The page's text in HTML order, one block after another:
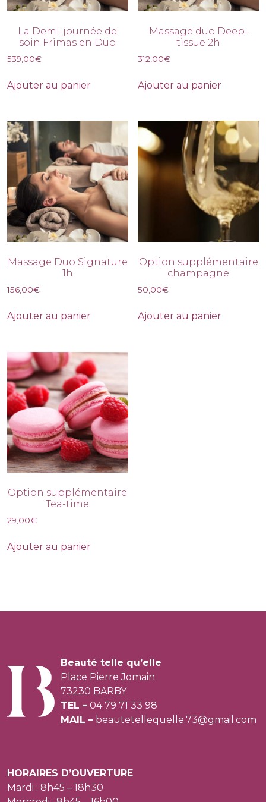
La Demi-journée de
soin Frimas en Duo
539,00€
Ajouter au panier
Massage duo Deep-
tissue 2h
312,00€
Ajouter au panier
Massage Duo Signature
1h
156,00€
Ajouter au panier
Option supplémentaire
champagne
50,00€
Ajouter au panier
Option supplémentaire
Tea-time
29,00€
Ajouter au panier
Beauté telle qu’elle
Place Pierre Jomain
73230 BARBY
TEL – 04 79 71 33 98
MAIL – beautetellequelle.73@gmail.com
HORAIRES D’OUVERTURE
Mardi : 8h45 – 18h30